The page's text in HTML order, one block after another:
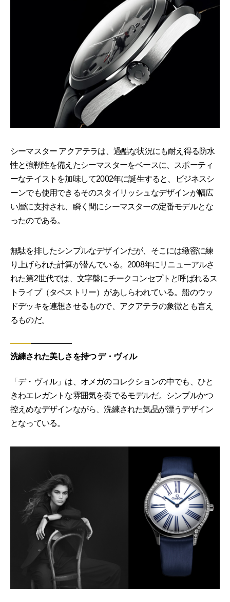
シーマスター アクアテラは、過酷な状況にも耐え得る防水
性と強靭性を備えたシーマスターをベースに、スポーティ
ーなテイストを加味して2002年に誕生すると、ビジネスシ
ーンでも使用できるそのスタイリッシュなデザインが幅広
い層に支持され、瞬く間にシーマスターの定番モデルとな
ったのである。
無駄を排したシンプルなデザインだが、そこには緻密に練
り上げられた計算が潜んでいる。2008年にリニューアルさ
れた第2世代では、文字盤にチークコンセプトと呼ばれるス
トライプ（タペストリー）があしらわれている。船のウッ
ドデッキを連想させるもので、アクアテラの象徴とも言え
るものだ。
洗練された美しさを持つ デ・ヴィル
「デ・ヴィル」は、オメガのコレクションの中でも、ひと
きわエレガントな雰囲気を奏でるモデルだ。シンプルかつ
控えめなデザインながら、洗練された気品が漂うデザイン
となっている。